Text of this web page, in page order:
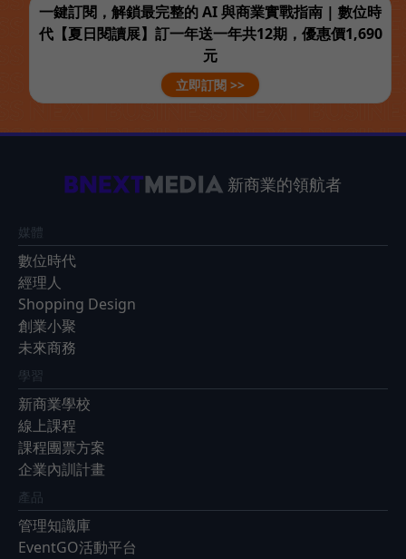
一鍵訂閱，解鎖最完整的 AI 與商業實戰指南 | 數位時
代【夏日閱讀展】訂一年送一年共12期，優惠價1,690
元
立即訂閱 >>
新商業的領航者
媒體
數位時代
經理人
Shopping Design
創業小聚
未來商務
學習
新商業學校
線上課程
課程團票方案
企業內訓計畫
產品
管理知識庫
EventGO活動平台